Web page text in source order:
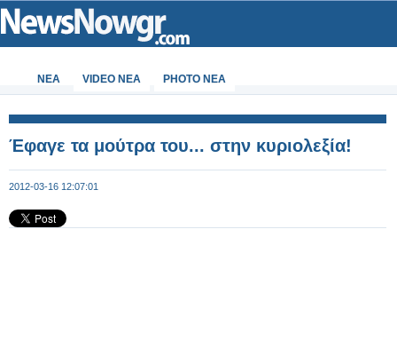
ΝΕΑ VIDEO NEA PHOTO NEA
Έφαγε τα μούτρα του... στην κυριολεξία!
2012-03-16 12:07:01